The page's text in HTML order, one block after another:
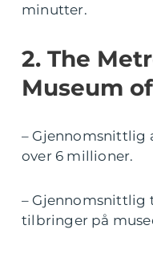
minutter.
2. The
Museum
– Gjennomsnittlig
over 6 millioner.
– Gjennomsnittlig
tilbringer på